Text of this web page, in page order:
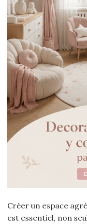
Créer un espace
est essentiel, non